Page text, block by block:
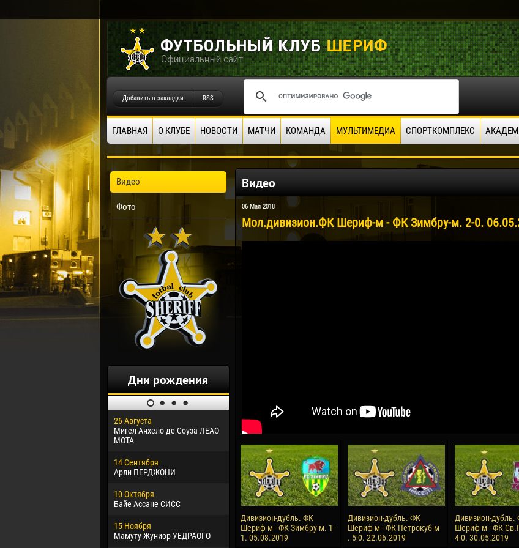
Добавить в закладки RSS
ГЛАВНАЯ О КЛУБЕ НОВОСТИ МАТЧИ КОМАНДА МУЛЬТИМЕДИА СПОРТКОМПЛЕКС
Видео
Фото
Дни рождения
26 Августа
Мигел Анхело де Соуза ЛЕАО
МОТА
14 Сентября
Арли ПЕРДЖОНИ
10 Октября
Байе Ассане СИСС
15 Ноября
Мамуту Жуниор УЕДРАОГО
30 Января
Дорасо Морео КЛАС
24 Февраля
Владислав КОСТИН
02 Марта
Вячеслав КОЗМА
09 Марта
Эммануэль АФЕТСЕ
04 Мая
13 Мая
Ренат ЖОСАН
24 Мая
Николай ЧЕБОТАРЬ
15 Июня
Конан Жорес-Ульрих ЛУКУ
21 Июля
Эмиль
24 Июля
Михаил
27 Июля
Владимир
Видео
06 Мая 2018
Мол.дивизион.ФК Шериф-м - ФК Зимбру-м. 2-0.
Дивизион-дубль. ФК
Шериф-м - ФК Зимбру-м. 1-
1. 05.08.2019
Дивизион-дубль. ФК
Шериф-м - ФК Петрокуб-м
. 5-0. 22.06.2019
Дивизион-дубль.
Шериф-м - ФК
4-0. 30.05.2019